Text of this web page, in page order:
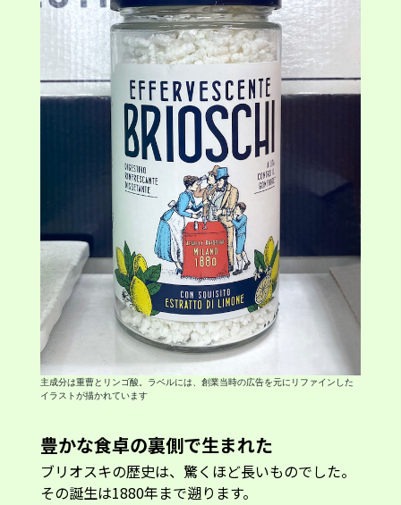
主成分は重曹とリンゴ酸。ラベルには、創業当時の広告を元にリファインした
イラストが描かれています
豊かな食卓の裏側で生まれた
ブリオスキの歴史は、驚くほど長いものでした。
その誕生は1880年まで遡ります。